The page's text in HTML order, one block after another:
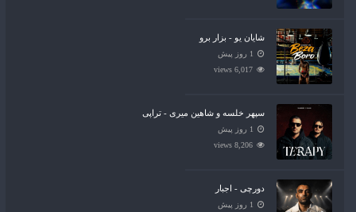
شایان یو - بزار برو
1 روز پیش
6,017 views
سپهر خلسه و شاهین میری - تراپی
1 روز پیش
8,206 views
دورچی - اجبار
1 روز پیش